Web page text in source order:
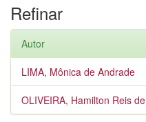
Refinar
Autor
LIMA, Mônica de Andrade
OLIVEIRA, Hamilton Reis de